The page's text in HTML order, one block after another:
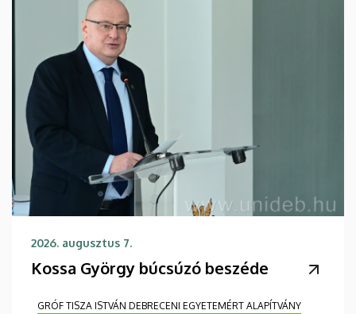
2026. augusztus 7.
Kossa György búcsúzó beszéde
GRÓF TISZA ISTVÁN DEBRECENI EGYETEMÉRT ALAPÍTVÁNY